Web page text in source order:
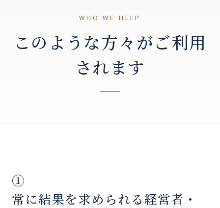
WHO WE HELP
このような方々がご利用
されます
①
常に結果を求められる経営者・